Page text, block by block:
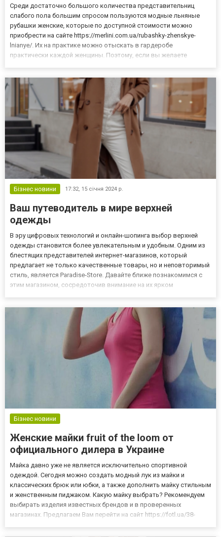
Среди достаточно большого количества представительниц
слабого пола большим спросом пользуются модные льняные
рубашки женские, которые по доступной стоимости можно
приобрести на сайте https://merlini.com.ua/rubashky-zhenskye-
lnianye/. Их на практике можно отыскать в гардеробе
практически каждой женщины. Поэтому, если вы желаете
рубашку, которая...
Бізнес новини 17:32, 15 січня 2024 р.
Ваш путеводитель в мире верхней
одежды
В эру цифровых технологий и онлайн-шопинга выбор верхней
одежды становится более увлекательным и удобным. Одним из
блестящих представителей интернет-магазинов, который
предлагает не только качественные товары, но и неповторимый
стиль, является Paradise-Store. Давайте ближе познакомимся с
этим магазином, сосредоточив внимание на их ярком
Бізнес новини
Женские майки fruit of the loom от
официального дилера в Украине
Майка давно уже не является исключительно спортивной
одеждой. Сегодня можно создать модный лук из майки и
классических брюк или юбки, а также дополнить майку стильным
и женственным пиджаком. Какую майку выбрать? Рекомендуем
выбирать изделия известных брендов и в проверенных
магазинах. Предлагаем Вам перейти на сайт https://fotl.ua/38-